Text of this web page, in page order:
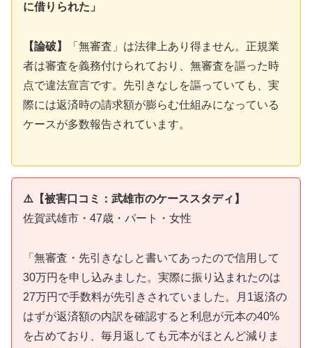
に借りられた」
【論破】
「無審査」は法律上あり得ません。正規業
者は審査を義務付けられており、無審査を謳った時
点で違法宣言です。先引きなしを謳っていても、実
際には返済時の請求額が膨らむ仕組みになっている
ケースが多数報告されています。
⚠️【被害口コミ：武雄市のケーススタディ】
佐賀武雄市・47歳・パート・女性
「無審査・先引きなしと書いてあったので信用して
30万円を申し込みました。実際に振り込まれたのは
27万円で手数料が先引きされていました。月1返済の
はずが返済額の内訳を確認すると利息が元本の40%
を占めており、毎月返しても元本がほとんど減りま